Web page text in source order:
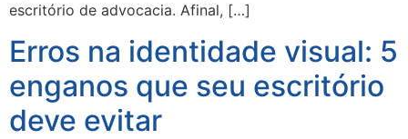
escritório de advocacia. Afinal, […]
Erros na identidade visual: 5
enganos que seu escritório
deve evitar